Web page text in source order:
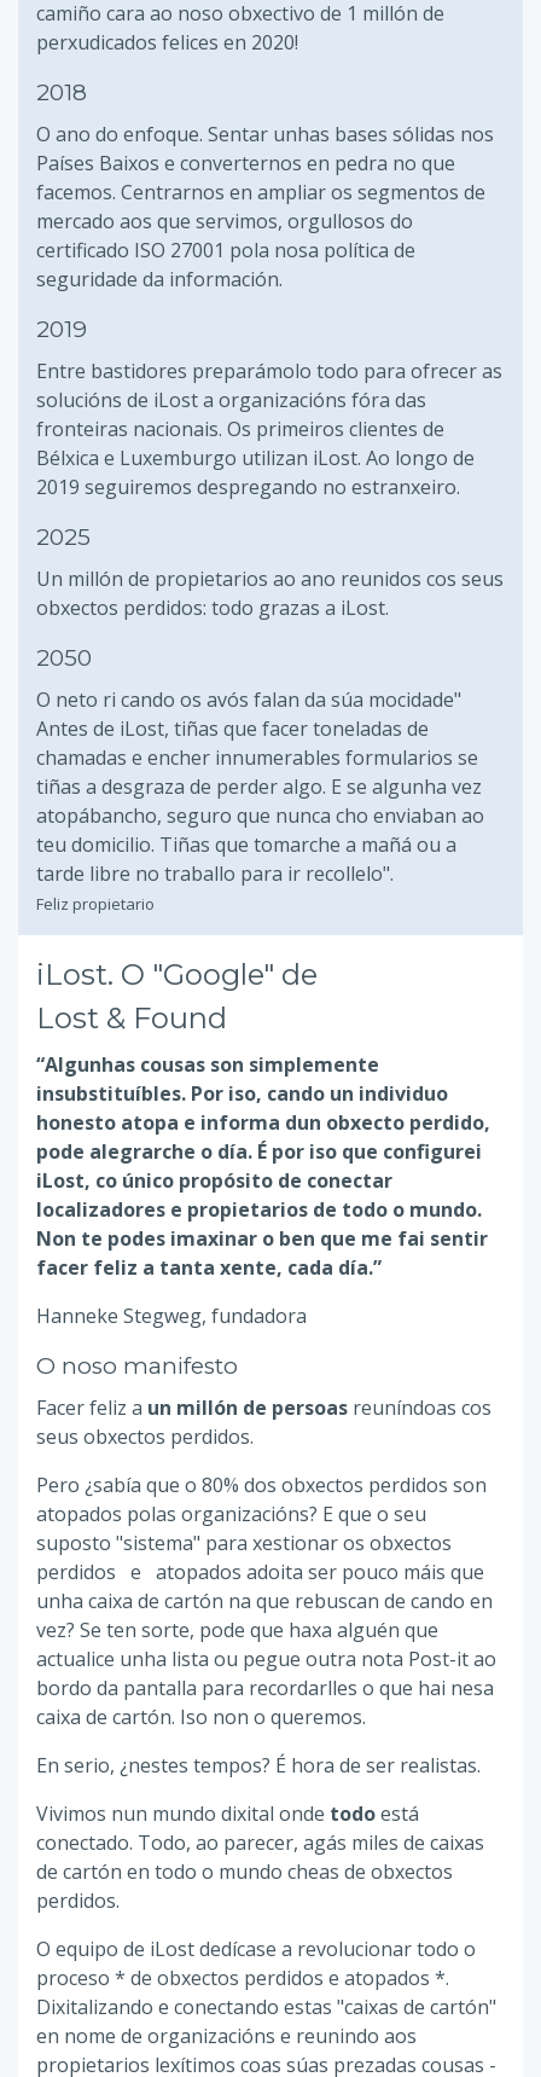
camiño cara ao noso obxectivo de 1 millón de
perxudicados felices en 2020!
2018
O ano do enfoque. Sentar unhas bases sólidas nos
Países Baixos e converternos en pedra no que
facemos. Centrarnos en ampliar os segmentos de
mercado aos que servimos, orgullosos do
certificado ISO 27001 pola nosa política de
seguridade da información.
2019
Entre bastidores preparámolo todo para ofrecer as
solucións de iLost a organizacións fóra das
fronteiras nacionais. Os primeiros clientes de
Bélxica e Luxemburgo utilizan iLost. Ao longo de
2019 seguiremos despregando no estranxeiro.
2025
Un millón de propietarios ao ano reunidos cos seus
obxectos perdidos: todo grazas a iLost.
2050
O neto ri cando os avós falan da súa mocidade"
Antes de iLost, tiñas que facer toneladas de
chamadas e encher innumerables formularios se
tiñas a desgraza de perder algo. E se algunha vez
atopábancho, seguro que nunca cho enviaban ao
teu domicilio. Tiñas que tomarche a mañá ou a
tarde libre no traballo para ir recollelo".
Feliz propietario
iLost. O "Google" de
Lost & Found
“Algunhas cousas son simplemente
insubstituíbles. Por iso, cando un individuo
honesto atopa e informa dun obxecto perdido,
pode alegrarche o día. É por iso que configurei
iLost, co único propósito de conectar
localizadores e propietarios de todo o mundo.
Non te podes imaxinar o ben que me fai sentir
facer feliz a tanta xente, cada día.”
Hanneke Stegweg, fundadora
O noso manifesto
Facer feliz a un millón de persoas reuníndoas cos
seus obxectos perdidos.
Pero ¿sabía que o 80% dos obxectos perdidos son
atopados polas organizacións? E que o seu
suposto "sistema" para xestionar os obxectos
perdidos e atopados adoita ser pouco máis que
unha caixa de cartón na que rebuscan de cando en
vez? Se ten sorte, pode que haxa alguén que
actualice unha lista ou pegue outra nota Post-it ao
bordo da pantalla para recordarlles o que hai nesa
caixa de cartón. Iso non o queremos.
En serio, ¿nestes tempos? É hora de ser realistas.
Vivimos nun mundo dixital onde todoestá
conectado. Todo, ao parecer, agás miles de caixas
de cartón en todo o mundo cheas de obxectos
perdidos.
O equipo de iLost dedícase a revolucionar todo o
proceso * de obxectos perdidos e atopados *.
Dixitalizando e conectando estas "caixas de cartón"
en nome de organizacións e reunindo aos
propietarios lexítimos coas súas prezadas cousas -